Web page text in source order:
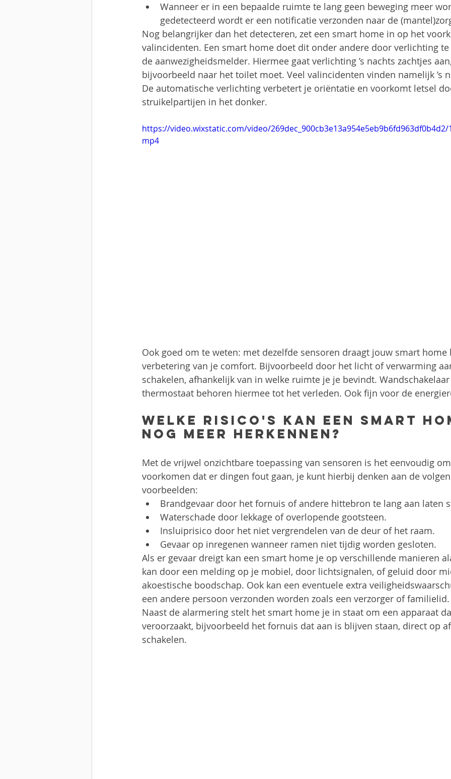
Wanneer er in een bepaalde ruimte te lang geen beweging meer
gedetecteerd wordt er een notificatie verzonden naar de
Nog belangrijker dan het detecteren, zet een smart home in op het
valincidenten. Een smart home doet dit onder andere door verlichting
de aanwezigheidsmelder. Hiermee gaat verlichting ’s nachts zachtjes
bijvoorbeeld naar het toilet moet. Veel valincidenten vinden namelijk ’s
De automatische verlichting verbetert je oriëntatie en voorkomt letsel
struikelpartijen in het donker.
https://video.wixstatic.com/video/
mp4
Ook goed om te weten: met dezelfde sensoren draagt jouw smart home
verbetering van je comfort. Bijvoorbeeld door het licht of verwarming
schakelen, afhankelijk van in welke ruimte je je bevindt.
thermostaat behoren hiermee tot het verleden. Ook fijn voor de
Welke risico's kan een smart
nog meer herkennen?
Met de vrijwel onzichtbare toepassing van sensoren is het eenvoudig
voorkomen dat er dingen fout gaan, je kunt hierbij denken aan de
voorbeelden:
Brandgevaar door het fornuis of andere hittebron te lang aan laten
Waterschade door lekkage of overlopende gootsteen.
Insluiprisico door het niet vergrendelen van de deur of het raam.
Gevaar op inregenen wanneer ramen niet tijdig worden gesloten.
Als er gevaar dreigt kan een smart home je op verschillende manieren
kan door een melding op je mobiel, door lichtsignalen, of geluid door
akoestische boodschap. Ook kan een eventuele extra
een andere persoon verzonden worden zoals een verzorger of familielid.
Naast de alarmering stelt het smart home je in staat om een apparaat
veroorzaakt, bijvoorbeeld het fornuis dat aan is blijven staan, direct op
schakelen.